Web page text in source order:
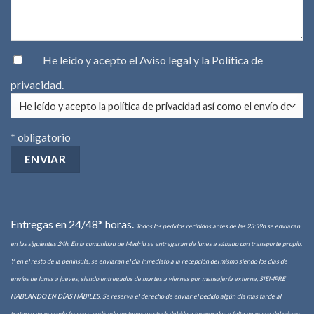
He leído y acepto elAviso legaly la Política de
privacidad.
* obligatorio
Entregas en 24/48* horas. Todos los pedidos recibidos antes de las 23:59h se enviaran
en las siguientes 24h. En la comunidad de Madrid se entregaran de lunes a sábado con transporte propio.
Y en el resto de la península, se enviaran el día inmediato a la recepción del mismo siendo los días de
envíos de lunes a jueves, siendo entregados de martes a viernes por mensajería externa, SIEMPRE
HABLANDO EN DÍAS HÁBILES. Se reserva el derecho de enviar el pedido algún día mas tarde al